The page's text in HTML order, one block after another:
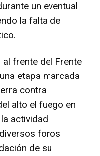
un eventual
la falta de
frente del Frente
etapa marcada
contra
alto el fuego en
actividad
foros
de su